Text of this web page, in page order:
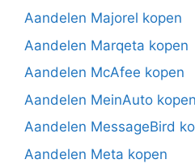
Aandelen Majorel kopen
Aandelen Marqeta kopen
Aandelen McAfee kopen
Aandelen MeinAuto kopen
Aandelen MessageBird
Aandelen Meta kopen